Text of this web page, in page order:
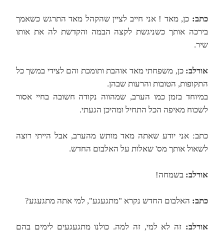
כתב: כן, מאד ! אני חייב לציין שהקהל מאד התרגש כשאמך
בירכה אותך כשניגשת לקצה הבמה והקדשת לה את אותו
שיר.
אורלב: כן, משפחתי מאד אוהבת ותומכת והם לצידי במשך כל
התקופות, הטובות והרעות שבהן.
במיוחד בזמן כמו הערב, שמהווה נקודה חשובה בחיי אסור
לשכוח מאיפה הכל התחיל ומהיכן הגעתי.
כתב: אני יודע שאתה מאד מותש מהערב, אבל הייתי רוצה
לשאול אותך מס' שאלות על האלבום החדש.
אורלב: בשמחה!
כתב: האלבום החדש נקרא "מתגעגע", למי אתה מתגעגע?
אורלב: זה לא למי, זה למה. כולנו מתגעגעים לימים בהם